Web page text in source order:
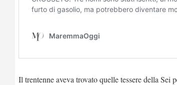
Il trentenne aveva trovato quelle tessere della Sei